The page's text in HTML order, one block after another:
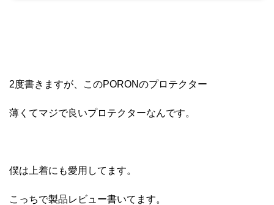
2度書きますが、このPORONのプロテクター
薄くてマジで良いプロテクターなんです。
僕は上着にも愛用してます。
こっちで製品レビュー書いてます。